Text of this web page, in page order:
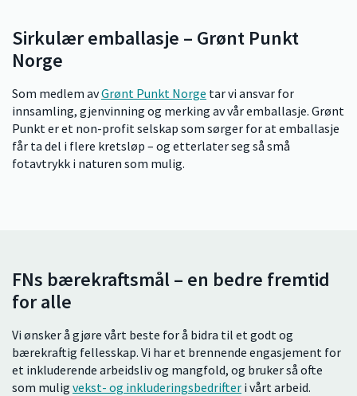
Sirkulær emballasje – Grønt Punkt
Norge
Som medlem avGrønt Punkt Norge tar vi ansvar for
innsamling, gjenvinning og merking av vår emballasje. Grønt
Punkt er et non-profit selskap som sørger for at emballasje
får ta del i flere kretsløp – og etterlater seg så små
fotavtrykk i naturen som mulig.
FNs bærekraftsmål – en bedre fremtid
for alle
Vi ønsker å gjøre vårt beste for å bidra til et godt og
bærekraftig fellesskap. Vi har et brennende engasjement for
et inkluderende arbeidsliv og mangfold, og bruker så ofte
som mulig vekst- og inkluderingsbedrifter i vårt arbeid.